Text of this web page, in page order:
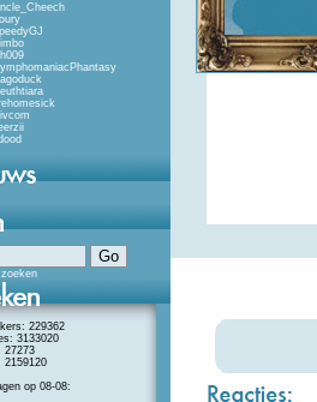
229362
3133020
27273
2159120
op 08-08: